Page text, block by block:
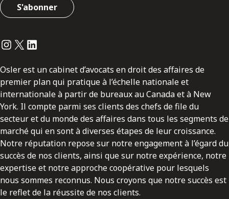
S'abonner
Instagram
Twitter
LinkedIn
Osler est un cabinet d’avocats en droit des affaires de
premier plan qui pratique à l’échelle nationale et
internationale à partir de bureaux au Canada et à New
York. Il compte parmi ses clients des chefs de file du
secteur et du monde des affaires dans tous les segments de
marché qui en sont à diverses étapes de leur croissance.
Notre réputation repose sur notre engagement à l’égard du
succès de nos clients, ainsi que sur notre expérience, notre
expertise et notre approche coopérative pour lesquels
nous sommes reconnus. Nous croyons que notre succès est
le reflet de la réussite de nos clients.